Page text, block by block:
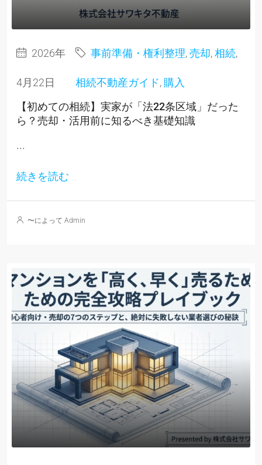
2026年
4月22日
事前準備・権利整理,売却,相続,
相続不動産ガイド, 購入
【初めての相続】実家が「法22条区域」だった
ら？売却・活用前に知るべき基礎知識
...
続きを読む
〜によって Admin